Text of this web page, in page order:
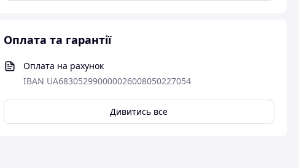
Оплата та гарантії
Оплата на рахунок
IBAN UA683052990000026008050227054
Дивитись все